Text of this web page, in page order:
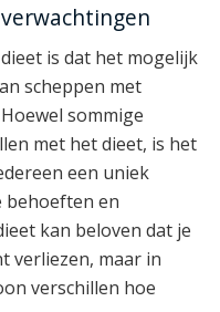
is dat het mogelijk
scheppen met
sommige
met het dieet, is het
een uniek
behoeften en
kan beloven dat je
verliezen, maar in
verschillen hoe